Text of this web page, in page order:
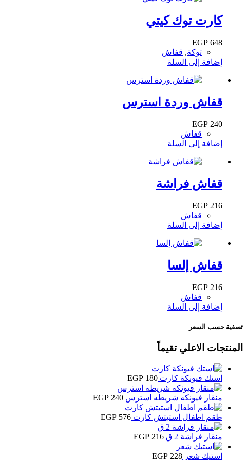
كارت توك كيتي
EGP 648
توكة, قفاش
إضافة إلى السلة
قفاش وردة استرس
EGP 240
قفاش
إضافة إلى السلة
قفاش فراشة
EGP 216
قفاش
إضافة إلى السلة
قفاش إلسا
EGP 216
قفاش
إضافة إلى السلة
تصفية حسب السعر
المنتجات الاعلي تقيماً
استك فيونكة كارت EGP 180
منقار فيونكه شريطه استرس EGP 240
طقم اطفال استيتش كارت EGP 576
منقار فراشة 2 ق EGP 216
استيك شعر EGP 228